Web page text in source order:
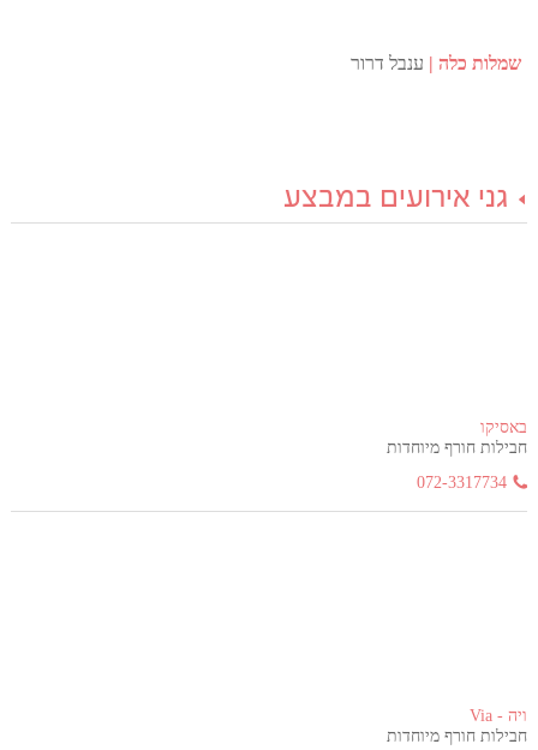
שמלות כלה ענבל דרור
גני אירועים במבצע
באסיקו
חבילות חורף מיוחדות
072-3317734
ויה - Via
חבילות חורף מיוחדות